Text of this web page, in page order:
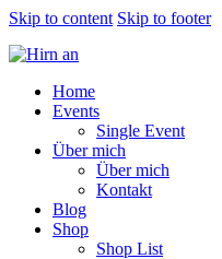
Skip to content Skip to footer
Home
Events
Single Event
Über mich
Über mich
Kontakt
Blog
Shop
Shop List